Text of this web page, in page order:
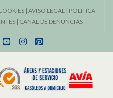
| AVISO LEGAL | POLITICA
| CANAL DE DENUNCIAS
YouTubeInstagram
Pinterest